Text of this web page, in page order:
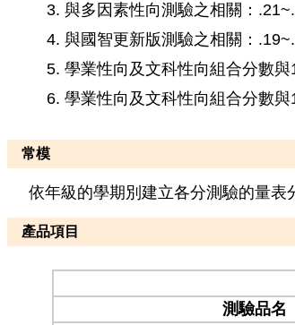
與多因素性向測驗之相關：
與國智更新版測驗之相關：
學業性向及文科性向組合分數
學業性向及文科性向組合分數
常模
依年級的學期別建立各分測驗的量表
產品項目
測驗品名